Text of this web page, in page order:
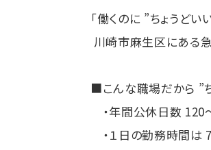
「働くのに ”ちょうどい
川崎市麻生区にある
■こんな職場だから ”
・年間公休日数 120
・１日の勤務時間は